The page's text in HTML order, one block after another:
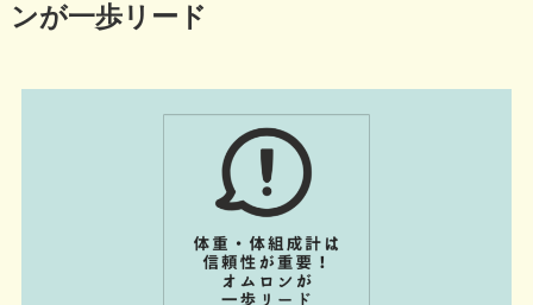
ンが一歩リード